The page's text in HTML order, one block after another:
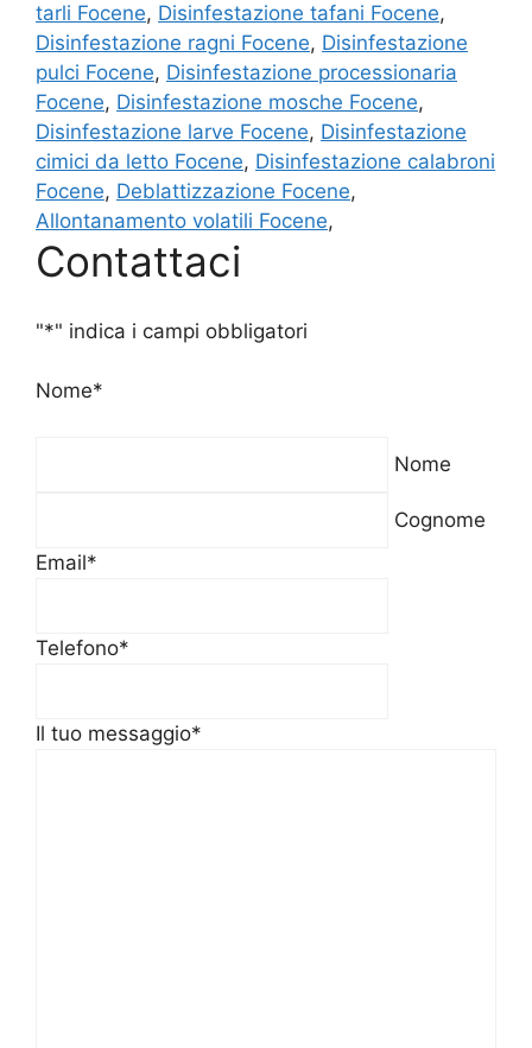
tarli Focene, Disinfestazione tafani Focene,
Disinfestazione ragni Focene, Disinfestazione
pulci Focene, Disinfestazione processionaria
Focene, Disinfestazione mosche Focene,
Disinfestazione larve Focene, Disinfestazione
cimici da letto Focene, Disinfestazione calabroni
Focene, Deblattizzazione Focene,
Allontanamento volatili Focene,
Contattaci
"*" indica i campi obbligatori
Nome*
Nome
Cognome
Email*
Telefono*
Il tuo messaggio*